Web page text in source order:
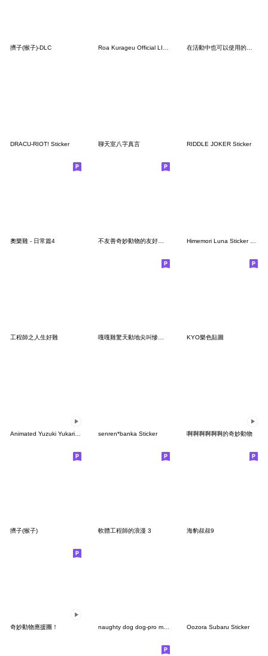
擠子(猴子)-DLC 在活動中也可以使用的★「蜜瓜醬」貼圖
DRACU-RIOT! Sticker 聊天室八字真言 RIDDLE JOKER Sticker
奧樂雞 - 日常篇4
工程師之人生好難 KYO樂色貼圖
Animated Yuzuki Yukari and Kizuna Akari senren*banka Sticker 啊啊啊啊啊啊的奇妙動物
擠子(猴子) 軟體工程師的浪漫 3 海豹叔叔9
奇妙動物應援團！ Oozora Subaru Sticker